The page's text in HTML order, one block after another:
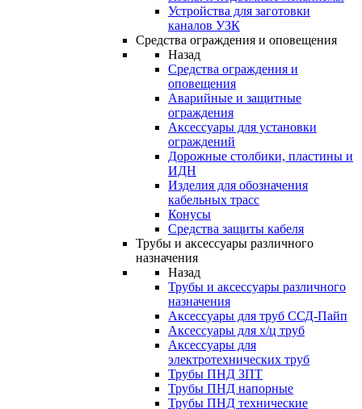
Устройства для заготовки
каналов УЗК
Средства ограждения и оповещения
Назад
Средства ограждения и
оповещения
Аварийные и защитные
ограждения
Аксессуары для установки
ограждений
Дорожные столбики, пластины и
ИДН
Изделия для обозначения
кабельных трасс
Конусы
Средства защиты кабеля
Трубы и аксессуары различного
назначения
Назад
Трубы и аксессуары различного
назначения
Аксессуары для труб ССД-Пайп
Аксессуары для х/ц труб
Аксессуары для
электротехнических труб
Трубы ПНД ЗПТ
Трубы ПНД напорные
Трубы ПНД технические